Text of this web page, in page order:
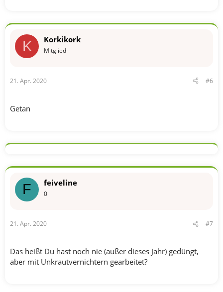
K Korkikork
Mitglied
21. Apr. 2020 #6
Getan
F feiveline
0
21. Apr. 2020 #7
Das heißt Du hast noch nie (außer dieses Jahr) gedüngt,
aber mit Unkrautvernichtern gearbeitet?